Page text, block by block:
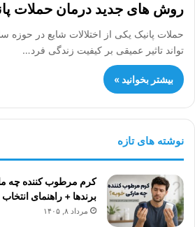
روش های جدید درمان حملات
حملات پانیک یکی از اختلالات شایع در
تواند تاثیر عمیقی بر کیفیت زندگی فرد…
بیشتر بخوانید »
نوشته های تازه
کرم مرطوب کننده چه
برندها + راهنمای
مرداد ۸, ۱۴۰۵